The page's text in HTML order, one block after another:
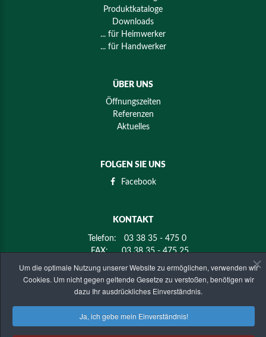
Um die optimale Nutzung unserer Website zu ermöglichen, verwenden wir
Cookies. Um nicht gegen geltende Gesetze zu verstoßen, benötigen wir
dazu Ihr ausdrückliches Einverständnis.
Ja, ich gebe mein Einverständnis!
Produktkataloge
Downloads
... für Heimwerker
... für Handwerker
ÜBER UNS
Öffnungszeiten
Referenzen
Aktuelles
FOLGEN SIE UNS
Facebook
KONTAKT
Telefon:
03 38 35 - 475 0
FAX:
03 38 35 - 475 25
KMK-Holz Mier GmbH & Co. KG